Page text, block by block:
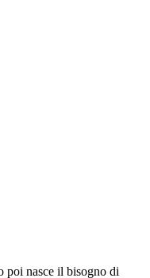
poi nasce il bisogno di